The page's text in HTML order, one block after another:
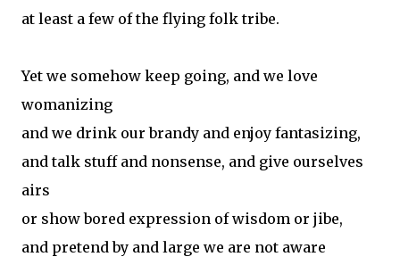
at least a few of the flying folk tribe.
Yet we somehow keep going, and we love
womanizing
and we drink our brandy and enjoy fantasizing,
and talk stuff and nonsense, and give ourselves
airs
or show bored expression of wisdom or jibe,
and pretend by and large we are not aware